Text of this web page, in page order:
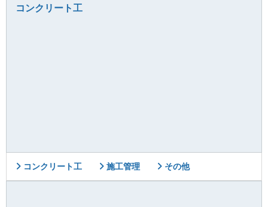
コンクリート工
コンクリート工 施工管理 その他